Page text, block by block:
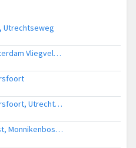
Utrechtseweg
Politiehelikopter naar Amsterdam Vliegveld Schiphol
Politiehelikopter naar Amersfoort, Utrechtseweg
Politiehelikopter naar Soest, Monnikenboschweg